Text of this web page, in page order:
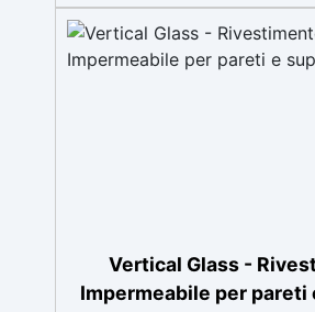
Ideale per applicazioni
rischio di colature. ✅ Facile
Miscelazione semplice con
Vertical Glass -
Impermeabile per pareti